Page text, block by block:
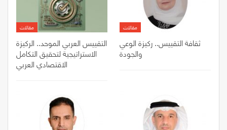
مقالات
التقييس العربي الموحد.. الركيزة
الاستراتيجية لتحقيق التكامل
الاقتصادي العربي
مقالات
ثقافة التقييس.. ركيزة الوعي
والجودة